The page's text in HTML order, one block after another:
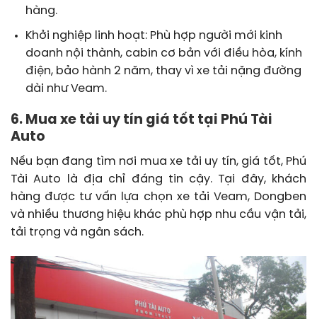
hàng.
Khởi nghiệp linh hoạt: Phù hợp người mới kinh
doanh nội thành, cabin cơ bản với điều hòa, kính
điện, bảo hành 2 năm, thay vì xe tải nặng đường
dài như Veam.
6. Mua xe tải uy tín giá tốt tại Phú Tài
Auto
Nếu bạn đang tìm nơi mua xe tải uy tín, giá tốt, Phú
Tài Auto là địa chỉ đáng tin cậy. Tại đây, khách
hàng được tư vấn lựa chọn xe tải Veam, Dongben
và nhiều thương hiệu khác phù hợp nhu cầu vận tải,
tải trọng và ngân sách.